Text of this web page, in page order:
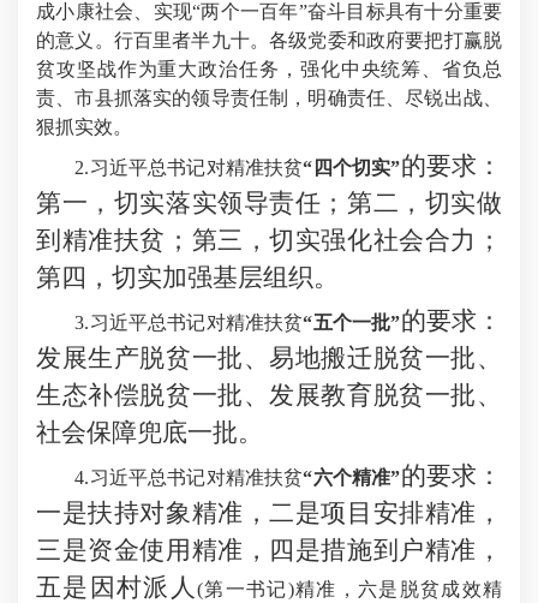
成小康社会、实现“两个一百年”奋斗目标具有十分重要
的意义。行百里者半九十。各级党委和政府要把打赢脱
贫攻坚战作为重大政治任务，强化中央统筹、省负总
责、市县抓落实的领导责任制，明确责任、尽锐出战、
狠抓实效。
2.习近平总书记对精准扶贫“四个切实”的要求：
第一，切实落实领导责任；第二，切实做
到精准扶贫；第三，切实强化社会合力；
第四，切实加强基层组织。
3.习近平总书记对精准扶贫“五个一批”的要求：
发展生产脱贫一批、易地搬迁脱贫一批、
生态补偿脱贫一批、发展教育脱贫一批、
社会保障兜底一批。
4.习近平总书记对精准扶贫“六个精准”的要求：
一是扶持对象精准，二是项目安排精准，
三是资金使用精准，四是措施到户精准，
五是因村派人 (第一书记)精准，六是脱贫成效精